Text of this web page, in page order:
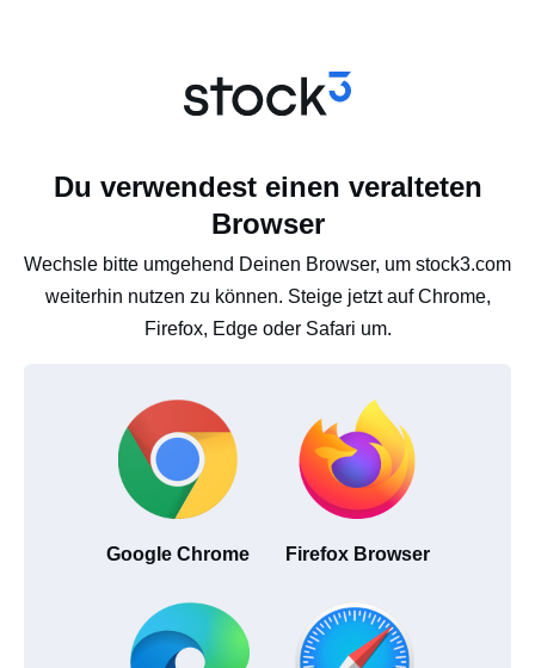
Du verwendest einen veralteten
Browser
Wechsle bitte umgehend Deinen Browser, um stock3.com
weiterhin nutzen zu können. Steige jetzt auf Chrome,
Firefox, Edge oder Safari um.
Google Chrome Firefox Browser